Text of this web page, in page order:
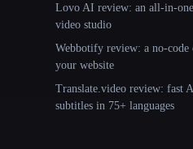
Lovo AI review: an all-in-
video studio
Webbotify review: a no-code
your website
Translate.video review: fast
subtitles in 75+ languages